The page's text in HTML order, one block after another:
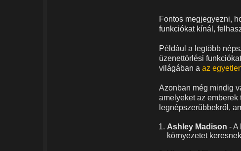
Fontos megjegyezni,
funkciókat kínál,
Például a legtöbb
üzenettörlési
világában a az
Azonban még mindig
amelyeket az
legnépszerűbbekről,
Ashley Madison - A
környezetet